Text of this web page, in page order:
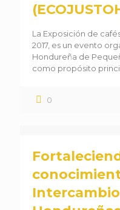
La Exposición de
2017, es un evento
Hondureña de
como propósito
0